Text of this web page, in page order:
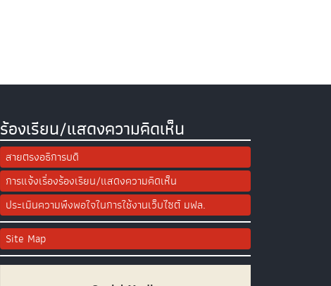
ร้องเรียน/แสดงความคิดเห็น
สายตรงอธิการบดี
การแจ้งเรื่องร้องเรียน/แสดงความคิดเห็น
ประเมินความพึงพอใจในการใช้งานเว็บไซต์ มฟล.
Site Map